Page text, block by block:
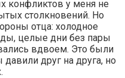
конфликтов у меня не
столкновений. Но
отца: холодное
целые дни без пары
вдвоем. Это были
друг на друга, но